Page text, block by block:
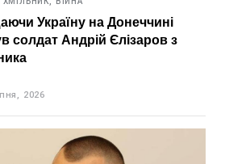
Україну на Донеччині
солдат Андрій Єлізаров з
2026